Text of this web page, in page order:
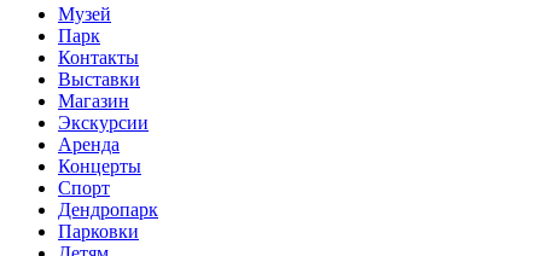
Музей
Парк
Контакты
Выставки
Магазин
Экскурсии
Аренда
Концерты
Спорт
Дендропарк
Парковки